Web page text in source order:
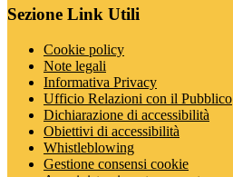
Sezione Link Utili
Cookie policy
Note legali
Informativa Privacy
Ufficio Relazioni con il Pubblico
Dichiarazione di accessibilità
Obiettivi di accessibilità
Whistleblowing
Gestione consensi cookie